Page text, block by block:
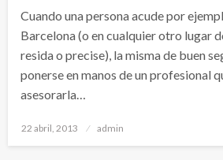
Cuando una persona acude por
Barcelona (o en cualquier otro lugar
resida o precise), la misma de buen
ponerse en manos de un profesional
asesorarla…
Publicado
22 abril, 2013 admin